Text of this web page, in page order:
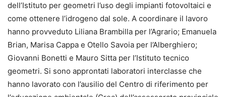
dell’Istituto per geometri l’uso degli impianti fotovoltaici e
come ottenere l’idrogeno dal sole. A coordinare il lavoro
hanno provveduto Liliana Brambilla per l’Agrario; Emanuela
Brian, Marisa Cappa e Otello Savoia per l’Alberghiero;
Giovanni Bonetti e Mauro Sitta per l’Istituto tecnico
geometri. Si sono approntati laboratori interclasse che
hanno lavorato con l’ausilio del Centro di riferimento per